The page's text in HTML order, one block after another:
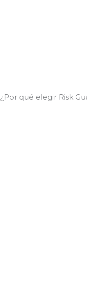
¿Por qué elegir Risk